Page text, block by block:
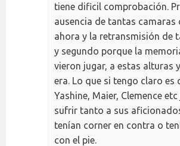
tiene dificil comprobación.
ausencia de tantas camaras
ahora y la retransmisión de
y segundo porque la
vieron jugar, a estas alturas
era. Lo que si tengo claro es
Yashine, Maier, Clemence
sufrir tanto a sus
tenían corner en contra o
con el pie.